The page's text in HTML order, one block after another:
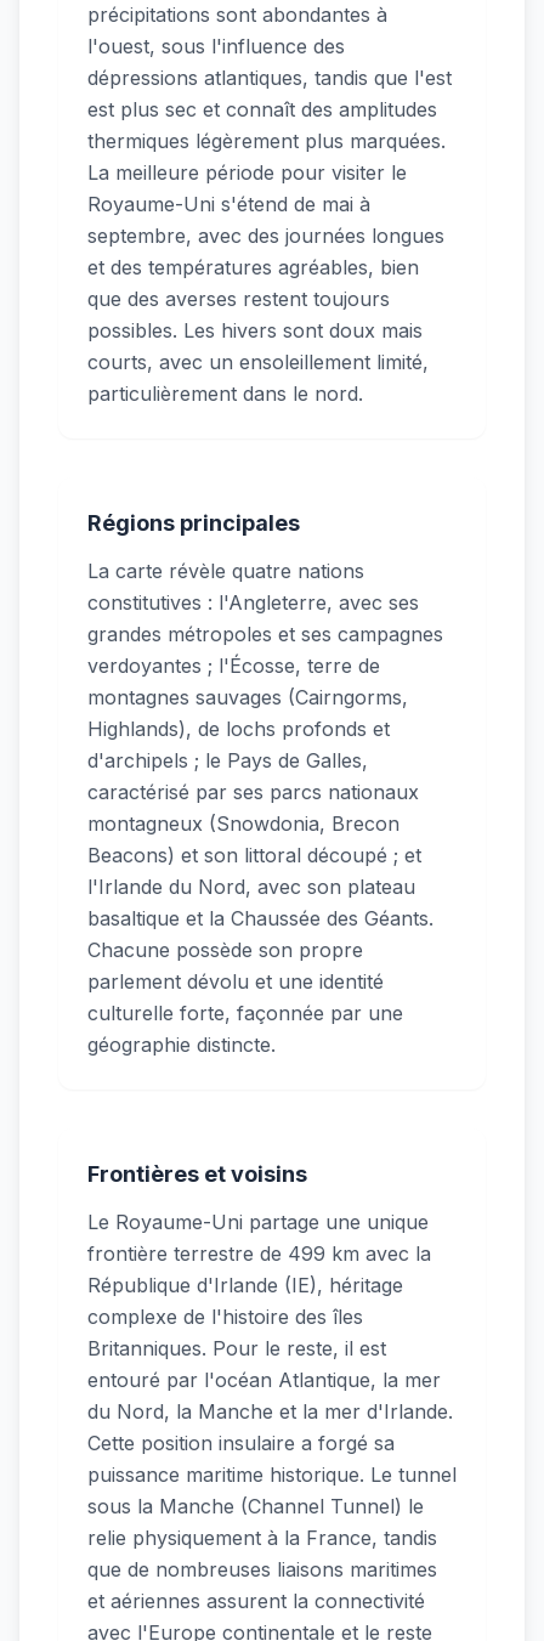
précipitations sont abondantes à
l'ouest, sous l'influence des
dépressions atlantiques, tandis que l'est
est plus sec et connaît des amplitudes
thermiques légèrement plus marquées.
La meilleure période pour visiter le
Royaume-Uni s'étend de mai à
septembre, avec des journées longues
et des températures agréables, bien
que des averses restent toujours
possibles. Les hivers sont doux mais
courts, avec un ensoleillement limité,
particulièrement dans le nord.
Régions principales
La carte révèle quatre nations
constitutives : l'Angleterre, avec ses
grandes métropoles et ses campagnes
verdoyantes ; l'Écosse, terre de
montagnes sauvages (Cairngorms,
Highlands), de lochs profonds et
d'archipels ; le Pays de Galles,
caractérisé par ses parcs nationaux
montagneux (Snowdonia, Brecon
Beacons) et son littoral découpé ; et
l'Irlande du Nord, avec son plateau
basaltique et la Chaussée des Géants.
Chacune possède son propre
parlement dévolu et une identité
culturelle forte, façonnée par une
géographie distincte.
Frontières et voisins
Le Royaume-Uni partage une unique
frontière terrestre de 499 km avec la
République d'Irlande (IE), héritage
complexe de l'histoire des îles
Britanniques. Pour le reste, il est
entouré par l'océan Atlantique, la mer
du Nord, la Manche et la mer d'Irlande.
Cette position insulaire a forgé sa
puissance maritime historique. Le tunnel
sous la Manche (Channel Tunnel) le
relie physiquement à la France, tandis
que de nombreuses liaisons maritimes
et aériennes assurent la connectivité
avec l'Europe continentale et le reste